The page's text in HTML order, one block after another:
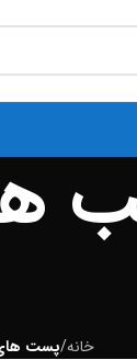
خانه/پست های